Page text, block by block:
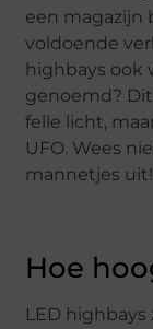
een magazijn
voldoende
highbays ook
genoemd?
felle licht,
UFO. Wees
mannetjes uit!
Hoe
LED